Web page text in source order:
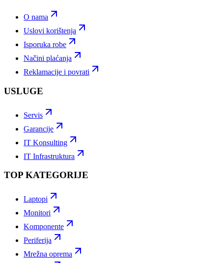
O nama
Uslovi korištenja
Isporuka robe
Načini plaćanja
Reklamacije i povrati
USLUGE
Servis
Garancije
IT Konsulting
IT Infrastruktura
TOP KATEGORIJE
Laptopi
Monitori
Komponente
Periferija
Mrežna oprema